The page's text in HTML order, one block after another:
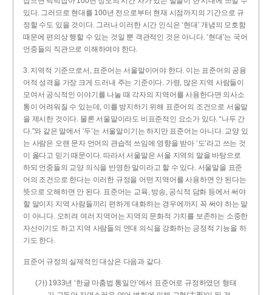
있다. 그러므로 현대를 100년 전으로부터 현재 시점까지의 기간으로 규
정할 수도 있을 것이다. 그러나 이러한 시간 인식은 ‘현대’ 개념의 모호함
때문에 편의상 행할 수 있는 것일 뿐 객관적인 것은 아니다. ‘현대’는 국어
언중들의 직관으로 이해하여야 한다.
3. 지역적 기준으로서, 표준어는 서울말이어야 한다. 이는 표준어의 공용
어적 성격을 가장 크게 드러내 주는 기준이다. 가령, 많은 지역 사람들이
모여서 공식적인 이야기를 나눌 때 각자의 지역어를 사용한다면 의사소
통이 어려워질 수 있는데, 이를 방지하기 위해 표준어의 조건으로 서울말
을 제시한 것이다. 물론 서울말이라도 비표준적인 요소가 있다. “나두 간
다.”와 같은 말에서 ‘두’는 서울말이기는 하지만 표준어는 아니다. 교양 있
는 사람은 오랜 문자 언어의 관습적 쓰임에 영향을 받아 ‘도’라고 쓰는 것
이 옳다고 믿기 때문이다. 따라서 서울말은 서울 지역의 말을 바탕으로
하되 언중들의 교양 의식을 반영한 말이라고 할 수 있다. 서울말을 표준
어의 조건으로 한다는 이러한 규정을 어떤 지역어를 사용하면 안 된다는
뜻으로 오해하면 안 된다. 표준어는 교육, 방송, 공식적 담화 등에서 써야
할 말이지 지역 사람들끼리 편하게 대화하는 경우에까지 꼭 써야 하는 말
이 아니다. 오히려 여러 지역어는 지역의 문화적 가치를 보존하는 소중한
자산이기도 하고 지역 사람들의 연대 의식을 강화하는 긍정적 기능을 하
기도 한다.
표준어 규정의 실제적인 대상은 다음과 같다.
(가) 1933년 ‘한글 마춤법 통일안’에서 표준어로 규정하였던 형태